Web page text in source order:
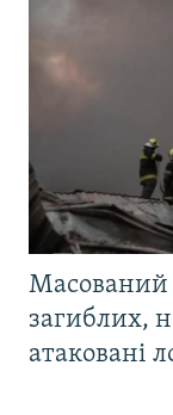
Масований
загиблих,
атаковані